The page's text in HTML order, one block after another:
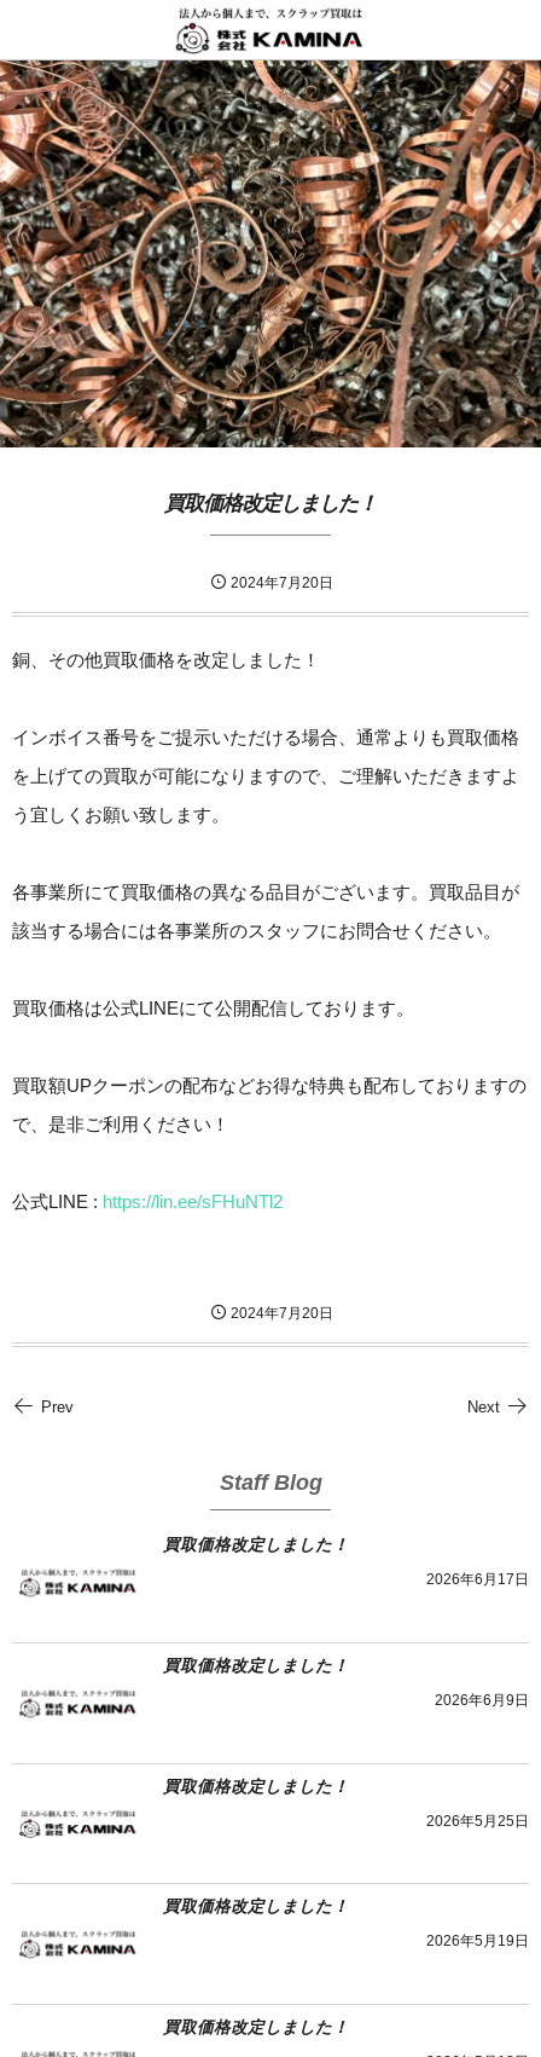
買取価格改定しました！
2024年7月20日
銅、その他買取価格を改定しました！
インボイス番号をご提示いただける場合、通常よりも買取価格
を上げての買取が可能になりますので、ご理解いただきますよ
う宜しくお願い致します。
各事業所にて買取価格の異なる品目がございます。買取品目が
該当する場合には各事業所のスタッフにお問合せください。
買取価格は公式LINEにて公開配信しております。
買取額UPクーポンの配布などお得な特典も配布しておりますの
で、是非ご利用ください！
公式LINE : https://lin.ee/sFHuNTl2
2024年7月20日
Prev Next
Staff Blog
買取価格改定しました！
2026年6月17日
買取価格改定しました！
2026年6月9日
買取価格改定しました！
2026年5月25日
買取価格改定しました！
2026年5月19日
買取価格改定しました！